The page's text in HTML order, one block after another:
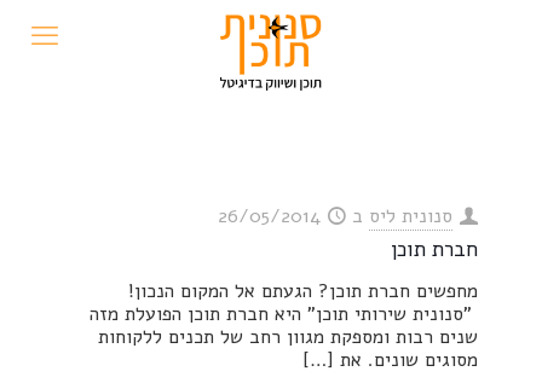
סנונית ליס ב 26/05/2014
חברת תוכן
מחפשים חברת תוכן? הגעתם אל המקום הנכון!
"סנונית שירותי תוכן" היא חברת תוכן הפועלת מזה
שנים רבות ומספקת מגוון רחב של תכנים ללקוחות
מסוגים שונים. את […]